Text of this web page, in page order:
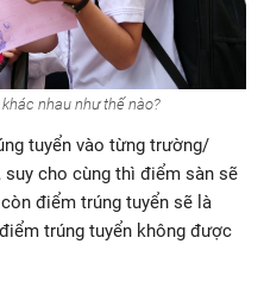
nhau như thế nào?
tuyển vào từng trường/
cho cùng thì điểm sàn sẽ
điểm trúng tuyển sẽ là
trúng tuyển không được